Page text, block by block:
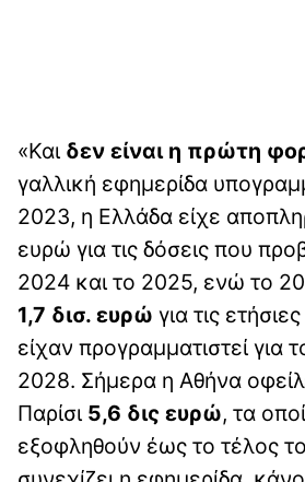
«Και δεν είναι η πρώτη
γαλλική εφημερίδα
2023, η Ελλάδα είχε
ευρώ για τις δόσεις που
2024 και το 2025, ενώ το
1,7 δισ. ευρώ για τις
είχαν προγραμματιστεί για
2028. Σήμερα η Αθήνα
Παρίσι 5,6 δις ευρώ, τα
εξοφληθούν έως το τέλος